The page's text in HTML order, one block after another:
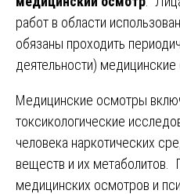
работ в области
обязаны проходить
деятельности)
Медицинские осмотры
токсикологические
человека наркотических
веществ и их метаболитов.
медицинских осмотров и